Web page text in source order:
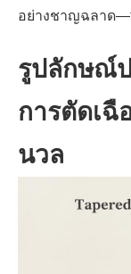
อย่างชาญฉลาด
รูปลักษณ์
การตัดเฉื
นวล